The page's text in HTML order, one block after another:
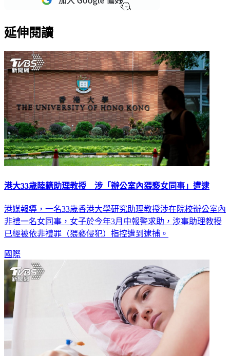
延伸閱讀
港大33歲陸籍助理教授 涉「辦公室內猥褻女同事」遭逮
港媒報導，一名33歲香港大學研究助理教授涉在院校辦公室內
非禮一名女同事，女子於今年3月中報警求助，涉事助理教授
已經被依非禮罪（猥褻侵犯）指控遭到逮捕。
國際